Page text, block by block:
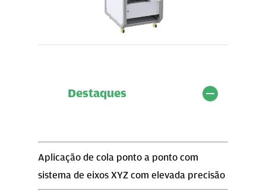
Destaques
Aplicação de cola ponto a ponto com
sistema de eixos XYZ com elevada precisão